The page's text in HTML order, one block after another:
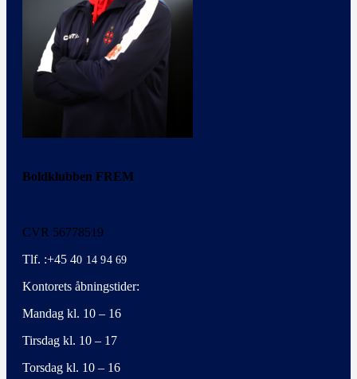
Boldklubben FREM
CVR 56778519
Tlf. :+45 40 14 94 69
Kontorets åbningstider:
Mandag kl. 10 – 16
Tirsdag kl. 10 – 17
Torsdag kl. 10 – 16